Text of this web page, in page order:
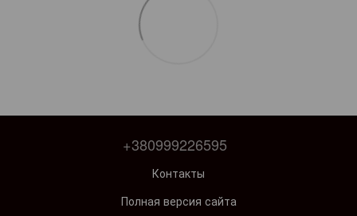
+380999226595
Контакты
Полная версия сайта